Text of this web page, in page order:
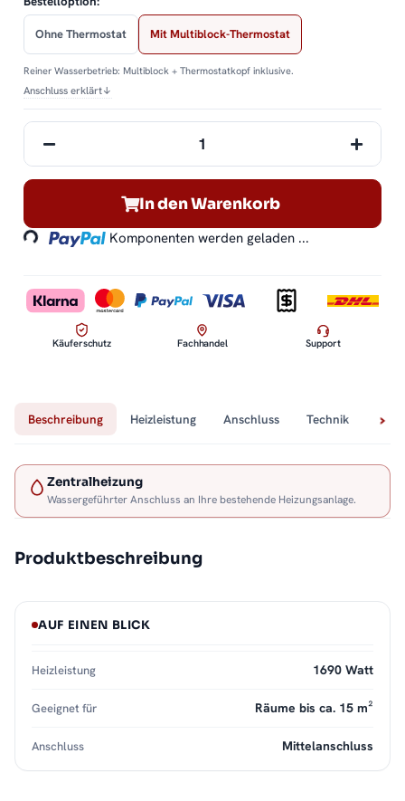
Ohne Thermostat Mit Multiblock-Thermostat
Reiner Wasserbetrieb: Multiblock + Thermostatkopf inklusive.
Anschluss erklärt↓
In den Warenkorb
Loading... Komponenten werden geladen ...
Käuferschutz Fachhandel Support
Beschreibung Heizleistung Anschluss Technik
Zentralheizung
Wassergeführter Anschluss an Ihre bestehende Heizungsanlage.
Produktbeschreibung
AUF EINEN BLICK
Heizleistung 1690 Watt
Geeignet für Räume bis ca. 15 m²
Anschluss Mittelanschluss